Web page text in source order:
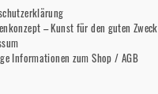
– Kunst für den guten Zweck
Informationen zum Shop / AGB